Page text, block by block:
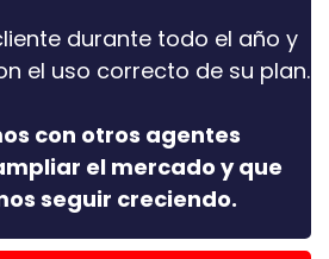
durante todo el año y
el uso correcto de su plan.
con otros agentes
el mercado y que
seguir creciendo.